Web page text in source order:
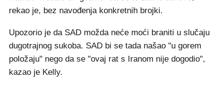
rekao je, bez navođenja konkretnih brojki.
Upozorio je da SAD možda neće moći braniti u slučaju
dugotrajnog sukoba. SAD bi se tada našao "u gorem
položaju" nego da se "ovaj rat s Iranom nije dogodio",
kazao je Kelly.